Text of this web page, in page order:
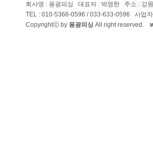
회사명 : 용광피싱 대표자 : 박영한 주소 : 강
TEL : 010-5366-0596 / 033-633-0596 사업
Copyrightⓒ by 용광피싱 All right reserved.